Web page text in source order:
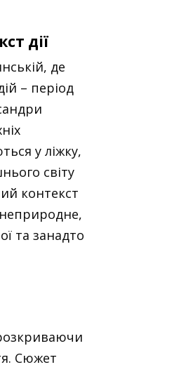
дії
де
– період
у ліжку,
світу
контекст
та занадто
Сюжет